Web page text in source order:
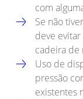
com
Se não
deve
cadeira de
Uso de
pressão
existentes